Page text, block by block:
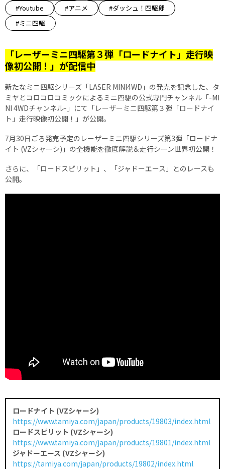
#Youtube
#アニメ
#ダッシュ！四駆郎
#ミニ四駆
「レーザーミニ四駆第３弾「ロードナイト」走行映
像初公開！」が配信中
新たなミニ四駆シリーズ「LASER MINI4WD」の発売を記念した、タ
ミヤとコロコロコミックによるミニ四駆の公式専門チャンネル「-MI
NI 4WDチャンネル-」にて「レーザーミニ四駆第３弾「ロードナイ
ト」走行映像初公開！」が公開。
7月30日ごろ発売予定のレーザーミニ四駆シリーズ第3弾「ロードナ
イト (VZシャーシ)」の全機能を徹底解説＆走行シーン世界初公開！
さらに、「ロードスピリット」、「ジャドーエース」とのレースも
公開。
ロードナイト (VZシャーシ)
https://www.tamiya.com/japan/products/19803/index.html
ロードスピリット (VZシャーシ)
https://www.tamiya.com/japan/products/19801/index.html
ジャドーエース (VZシャーシ)
https://tamiya.com/japan/products/19802/index.html